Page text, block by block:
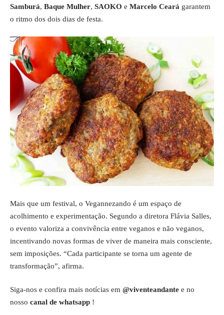
Samburá, Baque Mulher, SAOKO e Marcelo Ceará garantem
o ritmo dos dois dias de festa.
Mais que um festival, o Vegannezando é um espaço de
acolhimento e experimentação. Segundo a diretora Flávia Salles,
o evento valoriza a convivência entre veganos e não veganos,
incentivando novas formas de viver de maneira mais consciente,
sem imposições. “Cada participante se torna um agente de
transformação”, afirma.
Siga-nos e confira mais notícias em @viventeandante e no
nosso canal de whatsapp !